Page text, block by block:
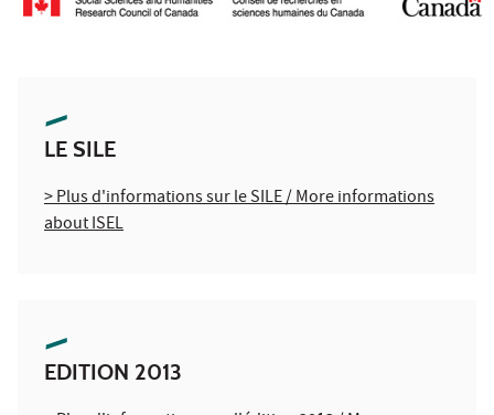
LE SILE
> Plus d'informations sur le SILE / More informations
about ISEL
EDITION 2013